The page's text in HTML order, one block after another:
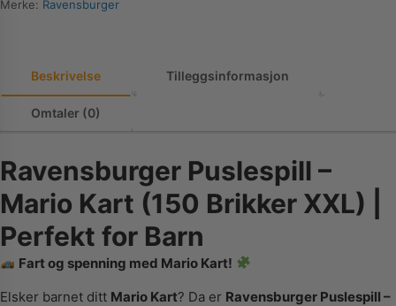
Merke: Ravensburger
Beskrivelse Tilleggsinformasjon
Omtaler (0)
Ravensburger Puslespill –
Mario Kart (150 Brikker XXL) |
Perfekt for Barn
Fart og spenning med Mario Kart!
Elsker barnet ditt Mario Kart? Da er Ravensburger Puslespill –